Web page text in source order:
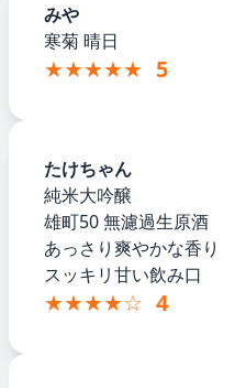
みや
寒菊 晴日
★★★★★ 5
たけちゃん
純米大吟醸
雄町50 無濾過生原酒
あっさり爽やかな香り
スッキリ甘い飲み口
★★★★☆ 4